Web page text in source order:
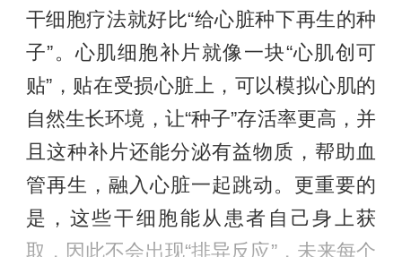
干细胞疗法就好比“给心脏种下再生的种
子”。心肌细胞补片就像一块“心肌创可
贴”，贴在受损心脏上，可以模拟心肌的
自然生长环境，让“种子”存活率更高，并
且这种补片还能分泌有益物质，帮助血
管再生，融入心脏一起跳动。更重要的
是，这些干细胞能从患者自己身上获
取，因此不会出现“排异反应”，未来每个